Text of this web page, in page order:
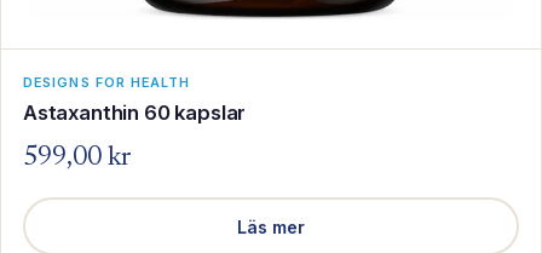
DESIGNS FOR HEALTH
Astaxanthin 60 kapslar
599,00 kr
Läs mer